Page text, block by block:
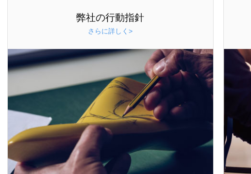
弊社の行動指針
さらに詳しく>